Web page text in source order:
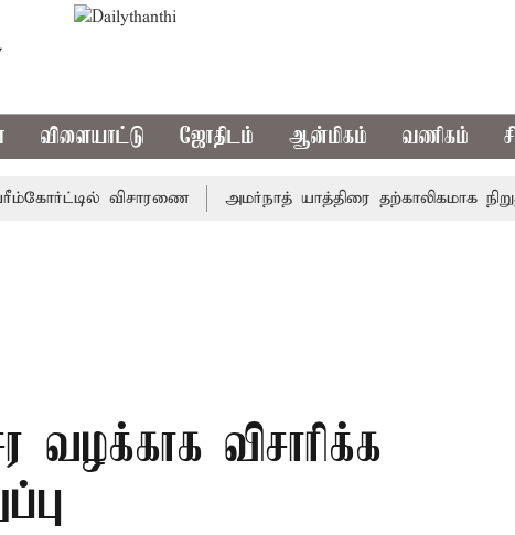
விளையாட்டு ஜோதிடம் ஆன்மிகம் வணிகம்
விசாரணை அமர்நாத் யாத்திரை தற்காலிகமாக நிறுத்தம்
வழக்காக விசாரிக்க